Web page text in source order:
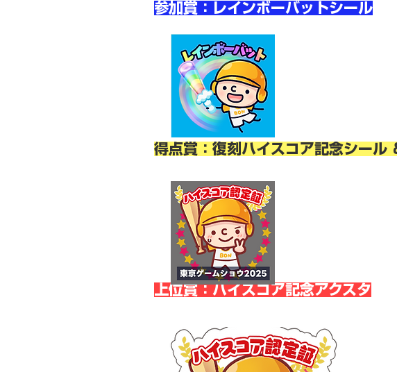
参加賞：レインボーバットシール
得点賞：復刻ハイスコア記念シール
上位賞：ハイスコア記念アクスタ